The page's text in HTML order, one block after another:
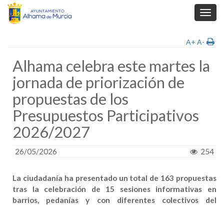
A+ A-
Alhama celebra este martes la
jornada de priorización de
propuestas de los
Presupuestos Participativos
2026/2027
26/05/2026 254
La ciudadanía ha presentado un total de 163 propuestas
tras la celebración de 15 sesiones informativas en
barrios, pedanías y con diferentes colectivos del